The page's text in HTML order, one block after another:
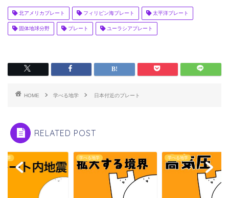
北アメリカプレート フィリピン海プレート 太平洋プレート
固体地球分野 プレート ユーラシアプレート
HOME 学べる地学 日本付近のプレート
RELATED POST
地学 学べる地学 学べる地学